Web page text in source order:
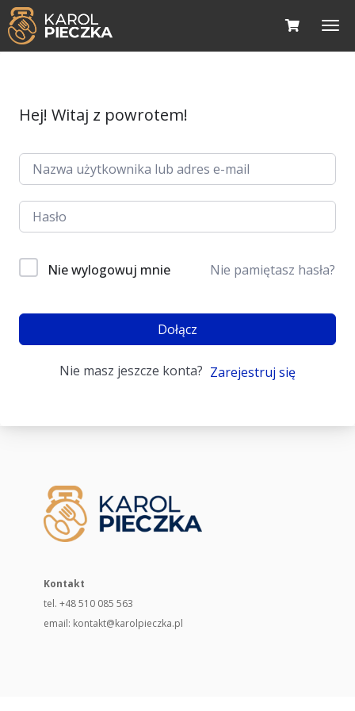
Hej! Witaj z powrotem!
Nie wylogowuj mnie Nie pamiętasz hasła?
Dołącz
Nie masz jeszcze konta? Zarejestruj się
Kontakt
tel. +48 510 085 563
email: kontakt@karolpieczka.pl